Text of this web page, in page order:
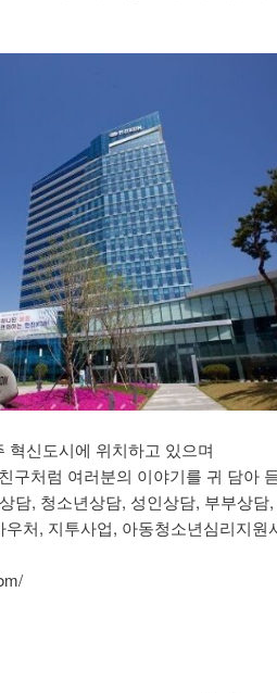
혁신도시에 위치하고 있으며
구처럼 여러분의 이야기를 귀 담아
담, 청소년상담, 성인상담, 부부상담,
처, 지투사업, 아동청소년심리지원